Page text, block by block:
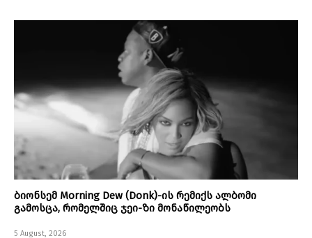
ბიონსემ Morning Dew (Donk)-ის რემიქს ალბომი
გამოსცა, რომელშიც ჯეი-ზი მონაწილეობს
5 August, 2026